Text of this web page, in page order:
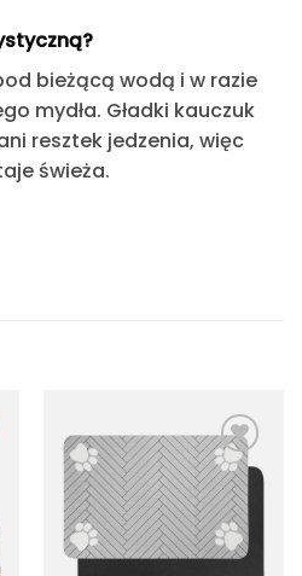
bieżącą wodą i w razie
mydła. Gładki kauczuk
resztek jedzenia, więc
świeża.
Dodaj
do
listy
życzeń